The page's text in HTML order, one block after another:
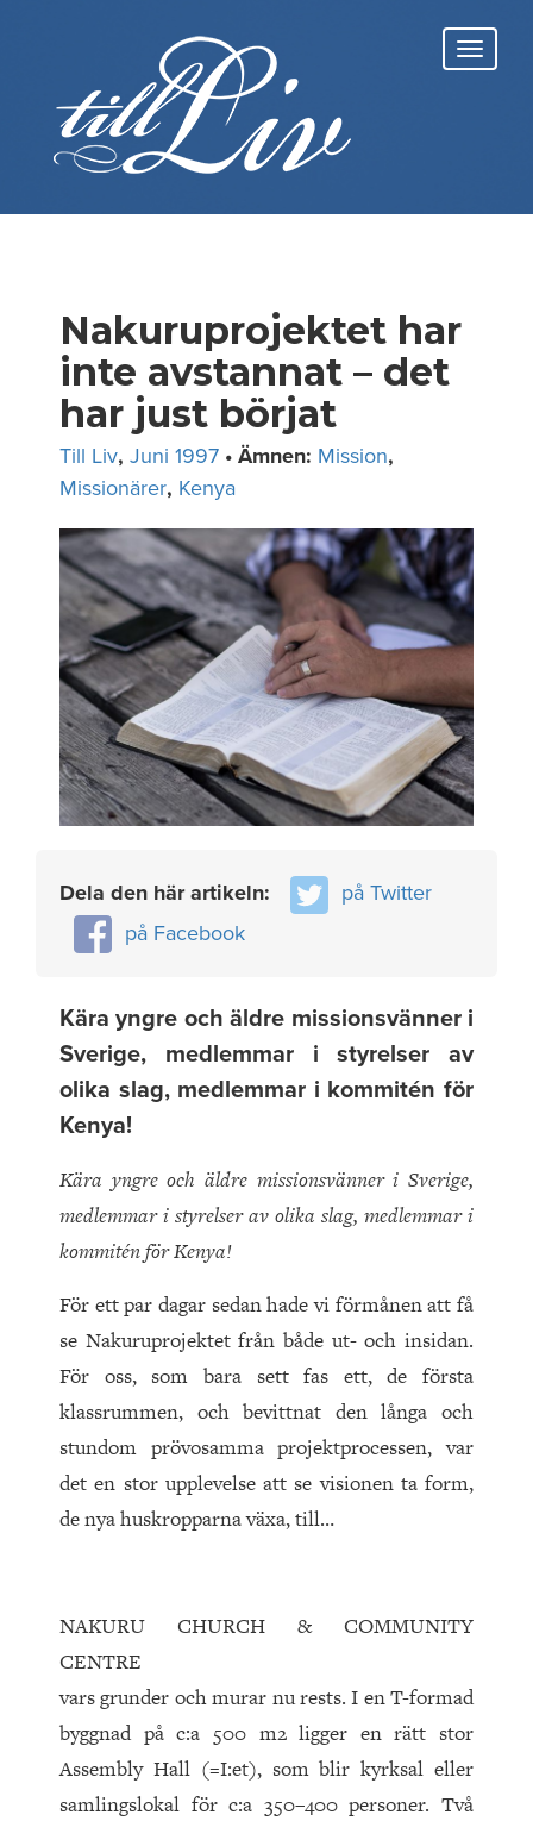
Nakuruprojektet har
inte avstannat – det
har just börjat
Till Liv, Juni 1997 • Ämnen: Mission,
Missionärer, Kenya
Dela den här artikeln:
på Twitter
på Facebook
Kära yngre och äldre missionsvänner i
Sverige, medlemmar i styrelser av
olika slag, medlemmar i kommitén för
Kenya!
Kära yngre och äldre missionsvänner i Sverige,
medlemmar i styrelser av olika slag, medlemmar i
kommitén för Kenya!
För ett par dagar sedan hade vi förmånen att få
se Nakuruprojektet från både ut- och insidan.
För oss, som bara sett fas ett, de första
klassrummen, och bevittnat den långa och
stundom prövosamma projektprocessen, var
det en stor upplevelse att se visionen ta form,
de nya huskropparna växa, till…
NAKURU CHURCH & COMMUNITY
CENTRE
vars grunder och murar nu rests. I en T-formad
byggnad på c:a 500 m2 ligger en rätt stor
Assembly Hall (=I:et), som blir kyrksal eller
samlingslokal för c:a 350–400 personer. Två